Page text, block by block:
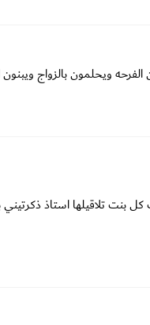
ويحلمون بالزواج
بنت تلاقيلها استاذ